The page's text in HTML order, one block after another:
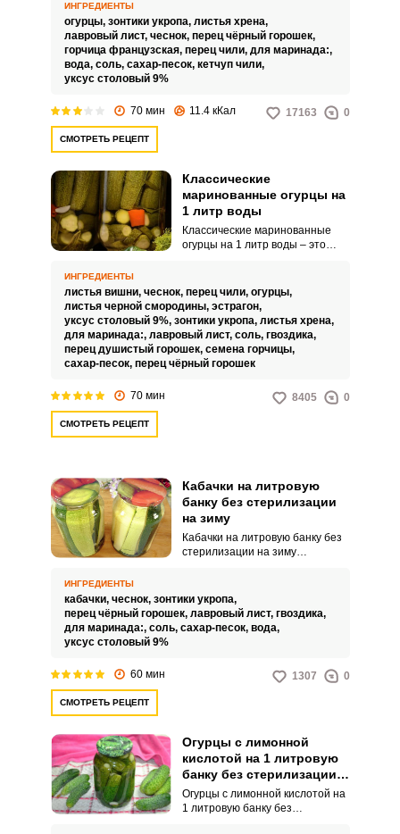
банках. Огурцы получаются
пикантными с приятным
ароматом и незабываемым
вкусом.
ИНГРЕДИЕНТЫ
огурцы, зонтики укропа, листья хрена,
лавровый лист, чеснок, перец чёрный горошек,
горчица французская, перец чили, для маринада:,
вода, соль, сахар-песок, кетчуп чили,
уксус столовый 9%
70 мин 11.4 кКал 17163 0
СМОТРЕТЬ РЕЦЕПТ
Классические
маринованные огурцы на
1 литр воды
Классические маринованные
огурцы на 1 литр воды – это
готовить, и закатка долго не
застаивается открытой.
ИНГРЕДИЕНТЫ
листья вишни, чеснок, перец чили, огурцы,
листья черной смородины, эстрагон,
уксус столовый 9%, зонтики укропа, листья хрена,
для маринада:, лавровый лист, соль, гвоздика,
перец душистый горошек, семена горчицы,
сахар-песок, перец чёрный горошек
70 мин 8405 0
СМОТРЕТЬ РЕЦЕПТ
Кабачки на литровую
банку без стерилизации
на зиму
Кабачки на литровую банку без
стерилизации на зиму
Бюджетная заготовка обладает
необыкновенным вкусом.
ИНГРЕДИЕНТЫ
кабачки, чеснок, зонтики укропа,
перец чёрный горошек, лавровый лист, гвоздика,
для маринада:, соль, сахар-песок, вода,
уксус столовый 9%
60 мин 1307 0
СМОТРЕТЬ РЕЦЕПТ
Огурцы с лимонной
кислотой на 1 литровую
банку без стерилизации
на зиму
Огурцы с лимонной кислотой на
1 литровую банку без